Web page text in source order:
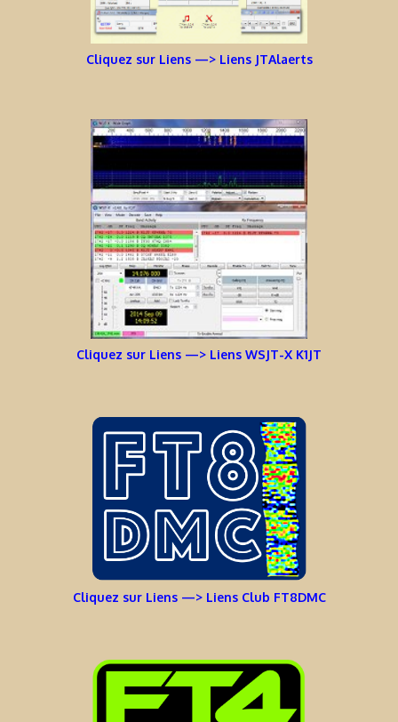
Cliquez sur Liens —> Liens JTAlaerts
Cliquez sur Liens —> Liens WSJT-X K1JT
Cliquez sur Liens —> Liens Club FT8DMC